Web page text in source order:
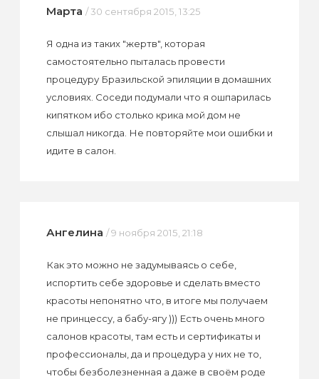
Марта / 30 сентября 2015, 13:25
Я одна из таких "жертв", которая
самостоятельно пыталась провести
процедуру Бразильской эпиляции в домашних
условиях. Соседи подумали что я ошпарилась
кипятком ибо столько крика мой дом не
слышал никогда. Не повторяйте мои ошибки и
идите в салон.
Ангелина / 9 ноября 2015, 21:18
Как это можно не задумываясь о себе,
испортить себе здоровье и сделать вместо
красоты непонятно что, в итоге мы получаем
не принцессу, а бабу-ягу ))) Есть очень много
салонов красоты, там есть и сертификаты и
профессионалы, да и процедура у них не то,
чтобы безболезненная а даже в своём роде